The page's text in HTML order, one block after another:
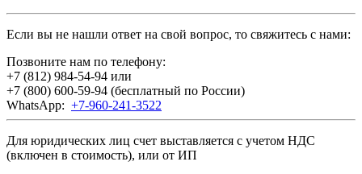
Если вы не нашли ответ на свой вопрос, то свяжитесь с нами:
Позвоните нам по телефону:
+7 (812) 984-54-94 или
+7 (800) 600-59-94 (бесплатный по России)
WhatsApp: +7-960-241-3522
Для юридических лиц счет выставляется с учетом НДС
(включен в стоимость), или от ИП